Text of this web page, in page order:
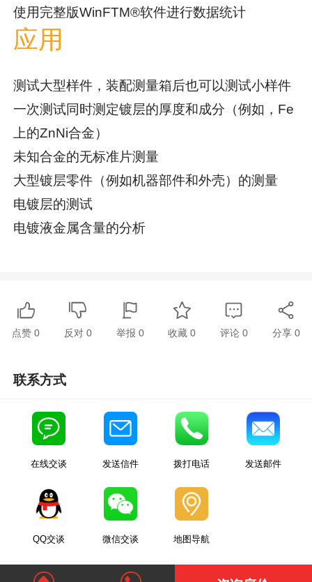
使用完整版WinFTM®软件进行数据统计
应用
测试大型样件，装配测量箱后也可以测试小样件
一次测试同时测定镀层的厚度和成分（例如，Fe
上的ZnNi合金）
未知合金的无标准片测量
大型镀层零件（例如机器部件和外壳）的测量
电镀层的测试
电镀液金属含量的分析
点赞0 反对 0 举报 0 收藏 0 评论 0 分享 0
联系方式
在线交谈 发送信件 拨打电话 发送邮件
QQ交谈 微信交谈 地图导航